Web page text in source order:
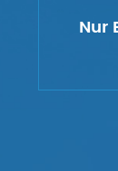
Nur